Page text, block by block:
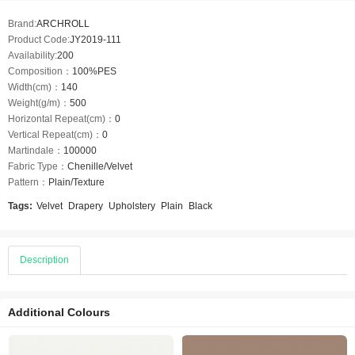
Brand:ARCHROLL
Product Code:JY2019-111
Availability:200
Composition： 100%PES
Width(cm)： 140
Weight(g/m)： 500
Horizontal Repeat(cm)： 0
Vertical Repeat(cm)： 0
Martindale： 100000
Fabric Type： Chenille/Velvet
Pattern： Plain/Texture
Tags: Velvet Drapery Upholstery Plain Black
Description
Additional Colours